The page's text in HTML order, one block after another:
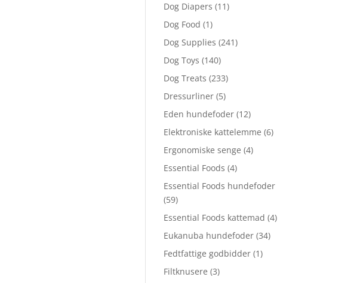
Dog Diapers (11)
Dog Food (1)
Dog Supplies (241)
Dog Toys (140)
Dog Treats (233)
Dressurliner (5)
Eden hundefoder (12)
Elektroniske kattelemme (6)
Ergonomiske senge (4)
Essential Foods (4)
Essential Foods hundefoder
(59)
Essential Foods kattemad (4)
Eukanuba hundefoder (34)
Fedtfattige godbidder (1)
Filtknusere (3)